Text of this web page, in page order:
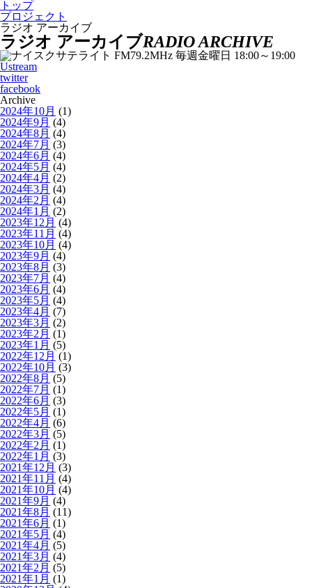
トップ
プロジェクト
ラジオ アーカイブ
ラジオ アーカイブRADIO ARCHIVE
Ustream
twitter
facebook
Archive
2024年10月 (1)
2024年9月 (4)
2024年8月 (4)
2024年7月 (3)
2024年6月 (4)
2024年5月 (4)
2024年4月 (2)
2024年3月 (4)
2024年2月 (4)
2024年1月 (2)
2023年12月 (4)
2023年11月 (4)
2023年10月 (4)
2023年9月 (4)
2023年8月 (3)
2023年7月 (4)
2023年6月 (4)
2023年5月 (4)
2023年4月 (7)
2023年3月 (2)
2023年2月 (1)
2023年1月 (5)
2022年12月 (1)
2022年10月 (3)
2022年8月 (5)
2022年7月 (1)
2022年6月 (3)
2022年5月 (1)
2022年4月 (6)
2022年3月 (5)
2022年2月 (1)
2022年1月 (3)
2021年12月 (3)
2021年11月 (4)
2021年10月 (4)
2021年9月 (4)
2021年8月 (11)
2021年6月 (1)
2021年5月 (4)
2021年4月 (5)
2021年3月 (4)
2021年2月 (5)
2021年1月 (1)